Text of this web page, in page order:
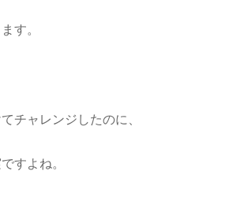
す。
チャレンジしたのに、
すよね。